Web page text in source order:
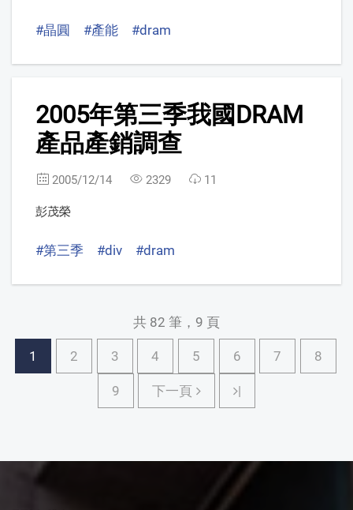
#晶圓 #產能 #dram
102005年第三季我國DRAM
產品產銷調查
2005/12/14 2329 11
彭茂榮
#第三季 #div #dram
共 82 筆，9 頁
1 2 3 4 5 6 7 8
9 下一頁 下一頁|